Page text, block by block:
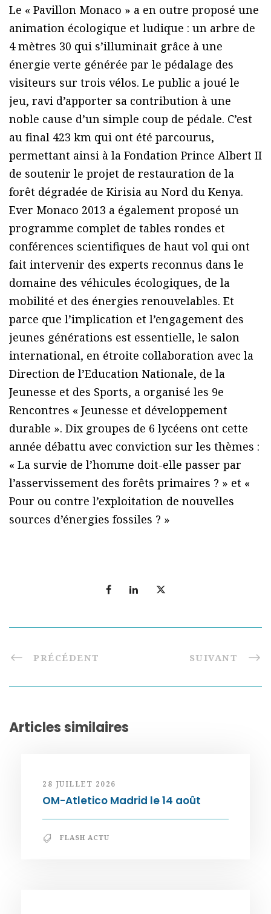
Le « Pavillon Monaco » a en outre proposé une
animation écologique et ludique : un arbre de
4 mètres 30 qui s’illuminait grâce à une
énergie verte générée par le pédalage des
visiteurs sur trois vélos. Le public a joué le
jeu, ravi d’apporter sa contribution à une
noble cause d’un simple coup de pédale. C’est
au final 423 km qui ont été parcourus,
permettant ainsi à la Fondation Prince Albert II
de soutenir le projet de restauration de la
forêt dégradée de Kirisia au Nord du Kenya.
Ever Monaco 2013 a également proposé un
programme complet de tables rondes et
conférences scientifiques de haut vol qui ont
fait intervenir des experts reconnus dans le
domaine des véhicules écologiques, de la
mobilité et des énergies renouvelables. Et
parce que l’implication et l’engagement des
jeunes générations est essentielle, le salon
international, en étroite collaboration avec la
Direction de l’Education Nationale, de la
Jeunesse et des Sports, a organisé les 9e
Rencontres « Jeunesse et développement
durable ». Dix groupes de 6 lycéens ont cette
année débattu avec conviction sur les thèmes :
« La survie de l’homme doit-elle passer par
l’asservissement des forêts primaires ? » et «
Pour ou contre l’exploitation de nouvelles
sources d’énergies fossiles ? »
PRÉCÉDENT SUIVANT
Articles similaires
28 JUILLET 2026
OM-Atletico Madrid le 14 août
FLASH ACTU